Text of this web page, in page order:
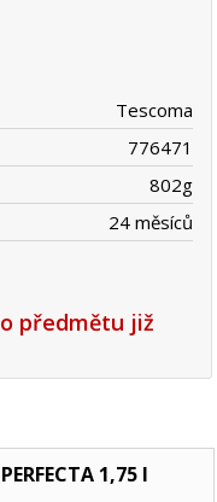
Tescoma
776471
802g
24 měsíců
předmětu již
1,75 l